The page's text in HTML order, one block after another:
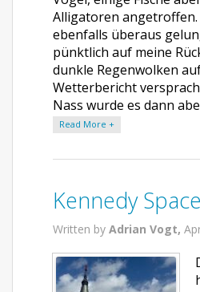
Alligatoren
ebenfalls überaus
pünktlich auf meine
dunkle Regenwolken
Wetterbericht versprach
Nass wurde es dann
Read More +
Kennedy
Written by Adrian Vogt,